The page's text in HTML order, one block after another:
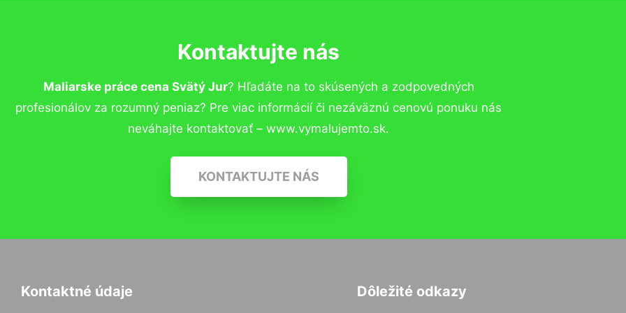
Kontaktujte nás
Maliarske práce cena Svätý Jur? Hľadáte na to skúsených a zodpovedných
profesionálov za rozumný peniaz? Pre viac informácií či nezáväznú cenovú ponuku nás
neváhajte kontaktovať – www.vymalujemto.sk.
KONTAKTUJTE NÁS
Kontaktné údaje Dôležité odkazy